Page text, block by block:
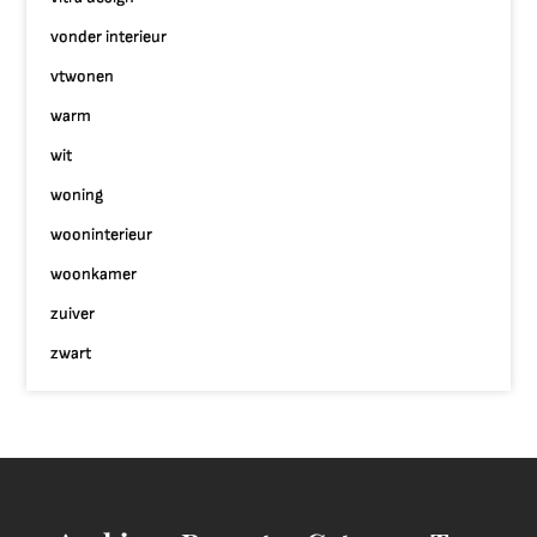
vonder interieur
vtwonen
warm
wit
woning
wooninterieur
woonkamer
zuiver
zwart